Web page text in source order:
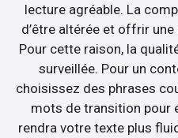
lecture agréable. La
d’être altérée et offrir
Pour cette raison, la
surveillée. Pour un
choisissez des phrases
mots de transition pour
rendra votre texte plus